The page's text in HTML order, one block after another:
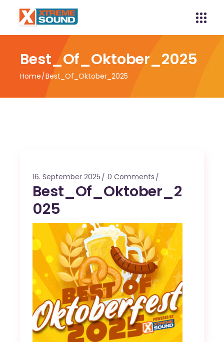
Best_Of_Oktober_2025
Home Best_Of_Oktober_2025
16. September 2025 0 Comments
Best_Of_Oktober_2
025